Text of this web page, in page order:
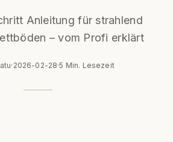
Anleitung für strahlend
– vom Profi erklärt
· 2026-02-28·5 Min. Lesezeit